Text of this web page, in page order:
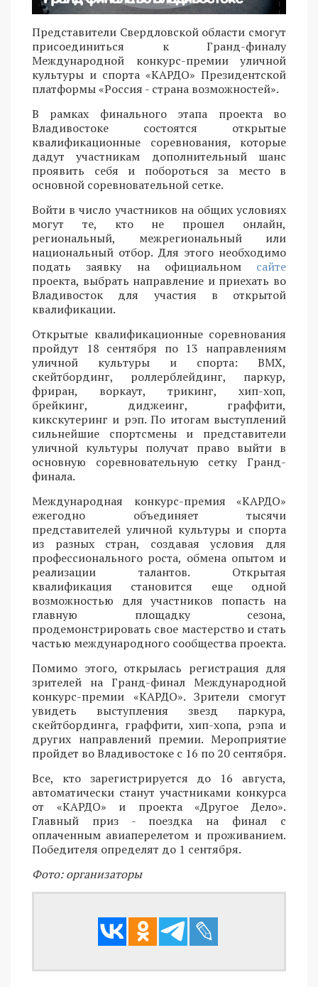
Представители Свердловской области смогут
присоединиться к Гранд-финалу
Международной конкурс-премии уличной
культуры и спорта «КАРДО» Президентской
платформы «Россия - страна возможностей».
В рамках финального этапа проекта во
Владивостоке состоятся открытые
квалификационные соревнования, которые
дадут участникам дополнительный шанс
проявить себя и побороться за место в
основной соревновательной сетке.
Войти в число участников на общих условиях
могут те, кто не прошел онлайн,
региональный, межрегиональный или
национальный отбор. Для этого необходимо
подать заявку на официальном сайте
проекта, выбрать направление и приехать во
Владивосток для участия в открытой
квалификации.
Открытые квалификационные соревнования
пройдут 18 сентября по 13 направлениям
уличной культуры и спорта: BMX,
скейтбординг, роллерблейдинг, паркур,
фриран, воркаут, трикинг, хип-хоп,
брейкинг, диджеинг, граффити,
кикскутеринг и рэп. По итогам выступлений
сильнейшие спортсмены и представители
уличной культуры получат право выйти в
основную соревновательную сетку Гранд-
финала.
Международная конкурс-премия «КАРДО»
ежегодно объединяет тысячи
представителей уличной культуры и спорта
из разных стран, создавая условия для
профессионального роста, обмена опытом и
реализации талантов. Открытая
квалификация становится еще одной
возможностью для участников попасть на
главную площадку сезона,
продемонстрировать свое мастерство и стать
частью международного сообщества проекта.
Помимо этого, открылась регистрация для
зрителей на Гранд-финал Международной
конкурс-премии «КАРДО». Зрители смогут
увидеть выступления звезд паркура,
скейтбординга, граффити, хип-хопа, рэпа и
других направлений премии. Мероприятие
пройдет во Владивостоке с 16 по 20 сентября.
Все, кто зарегистрируется до 16 августа,
автоматически станут участниками конкурса
от «КАРДО» и проекта «Другое Дело».
Главный приз - поездка на финал с
оплаченным авиаперелетом и проживанием.
Победителя определят до 1 сентября.
Фото: организаторы